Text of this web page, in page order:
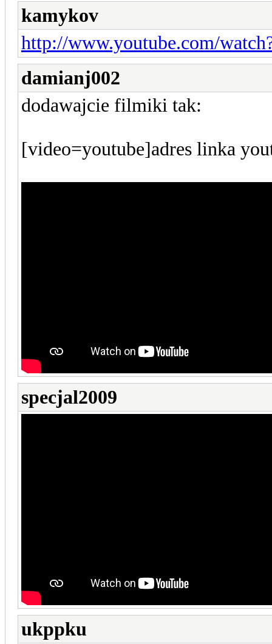
kamykov
http://www.youtube.com/
damianj002
dodawajcie filmiki tak:
[video=youtube]adres linka
specjal2009
ukppku